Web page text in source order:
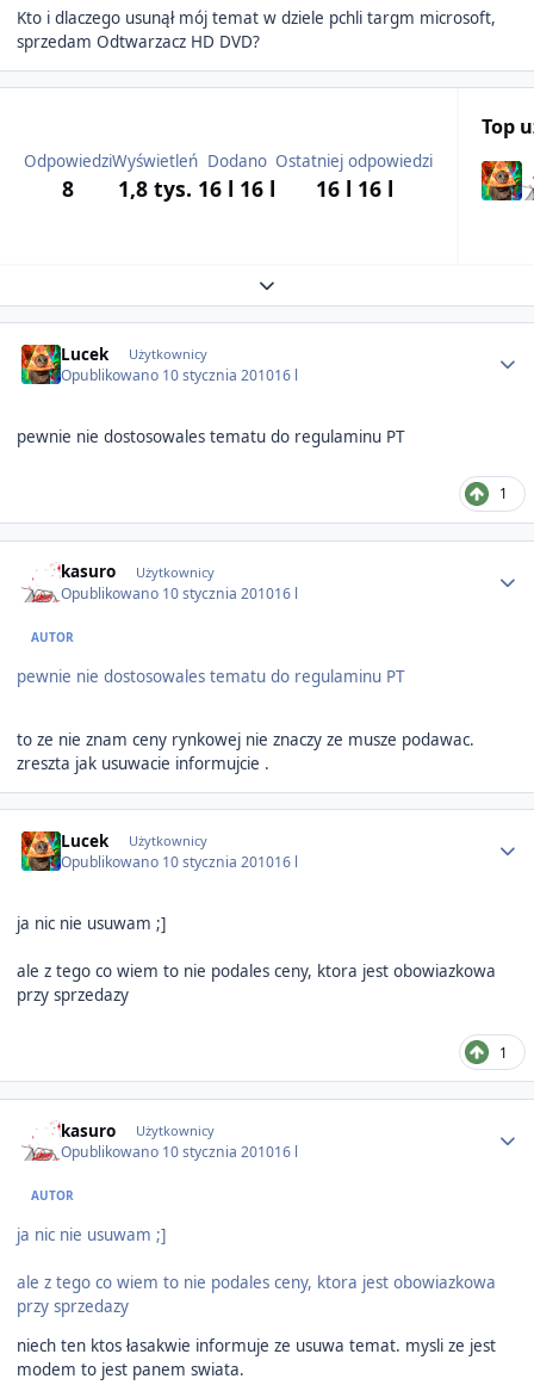
Kto i dlaczego usunął mój temat w dziele pchli targm microsoft,
sprzedam Odtwarzacz HD DVD?
Odpowiedzi
8
Wyświetleń
1,8 tys.
Dodano
16 l 16 l
Ostatniej odpowiedzi
16 l 16 l
Top
Expand topic overview
Lucek Użytkownicy
Opublikowano 10 stycznia 201016 l
pewnie nie dostosowales tematu do regulaminu PT
1
kasuro Użytkownicy
Opublikowano 10 stycznia 201016 l
AUTOR
pewnie nie dostosowales tematu do regulaminu PT
to ze nie znam ceny rynkowej nie znaczy ze musze podawac.
zreszta jak usuwacie informujcie .
Lucek Użytkownicy
Opublikowano 10 stycznia 201016 l
ja nic nie usuwam ;]
ale z tego co wiem to nie podales ceny, ktora jest obowiazkowa
przy sprzedazy
1
kasuro Użytkownicy
Opublikowano 10 stycznia 201016 l
AUTOR
ja nic nie usuwam ;]
ale z tego co wiem to nie podales ceny, ktora jest obowiazkowa
przy sprzedazy
niech ten ktos łasakwie informuje ze usuwa temat. mysli ze jest
modem to jest panem swiata.